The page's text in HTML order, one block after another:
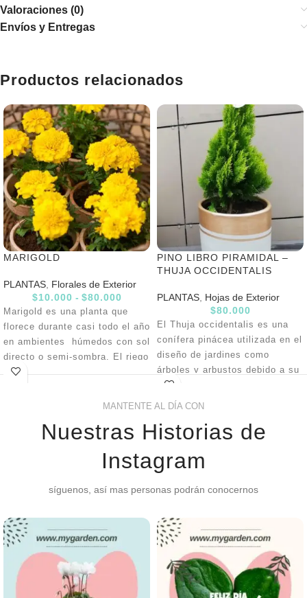
Valoraciones (0)
Envíos y Entregas
Productos relacionados
MARIGOLD
PLANTAS Florales de Exterior
$10.000 - $80.000
Marigold es una planta que
florece durante casi todo el año
en ambientes húmedos con sol
directo o semi-sombra. El riego
debe hacerse día de por medio,
floración con un compuesto
floración.
PINO LIBRO PIRAMIDAL –
THUJA OCCIDENTALIS
PLANTAS Hojas de Exterior
$80.000
El Thuja occidentalis es una
conífera pinácea utilizada en el
diseño de jardines como
árboles y arbustos debido a su
facilidad para manejarlos en
diferentes formas y como
o 5 días y se debe abonar cada
follaje. Apto para cultivo como
Bonsái. Tamaño: 80cm
MANTENTE AL DÍA CON
Nuestras Historias de
Instagram
síguenos, así mas personas podrán conocernos